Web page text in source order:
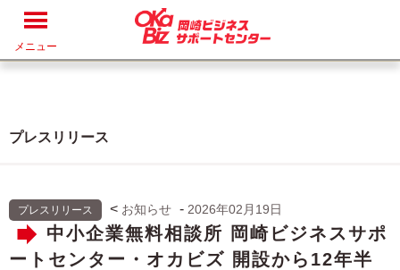
メニュー
プレスリリース
プレスリリース < お知らせ - 2026年02月19日
中小企業無料相談所 岡崎ビジネスサポ
ートセンター・オカビズ 開設から12年半